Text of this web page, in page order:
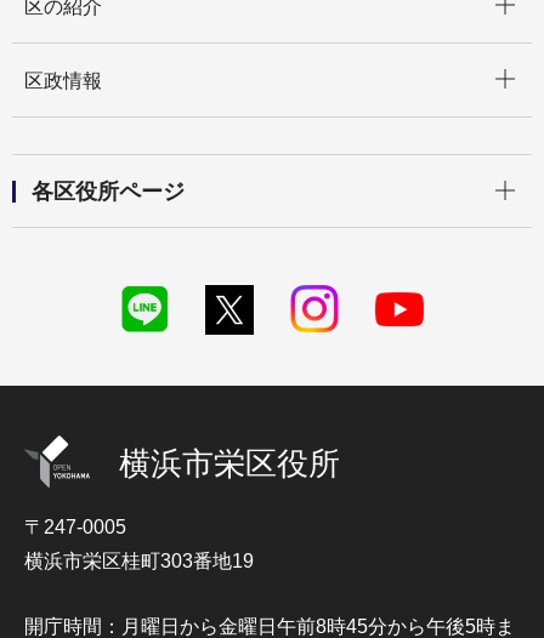
区の紹介
区政情報
各区役所ページ
横浜市栄区役所
〒247-0005
横浜市栄区桂町303番地19
開庁時間：月曜日から金曜日午前8時45分から午後5時ま